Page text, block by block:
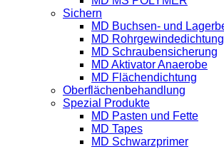
Sichern
MD Buchsen- und
MD Rohrgewindedichtung
MD Schraubensicherung
MD Aktivator Anaerobe
MD Flächendichtung
Oberflächenbehandlung
Spezial Produkte
MD Pasten und Fette
MD Tapes
MD Schwarzprimer